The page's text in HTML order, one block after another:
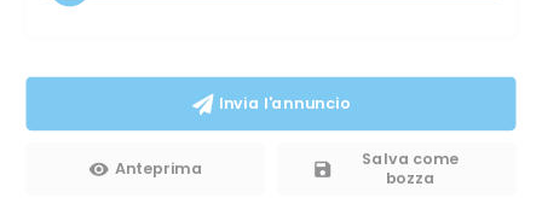
Invia l'annuncio
Anteprima
Salva come
bozza